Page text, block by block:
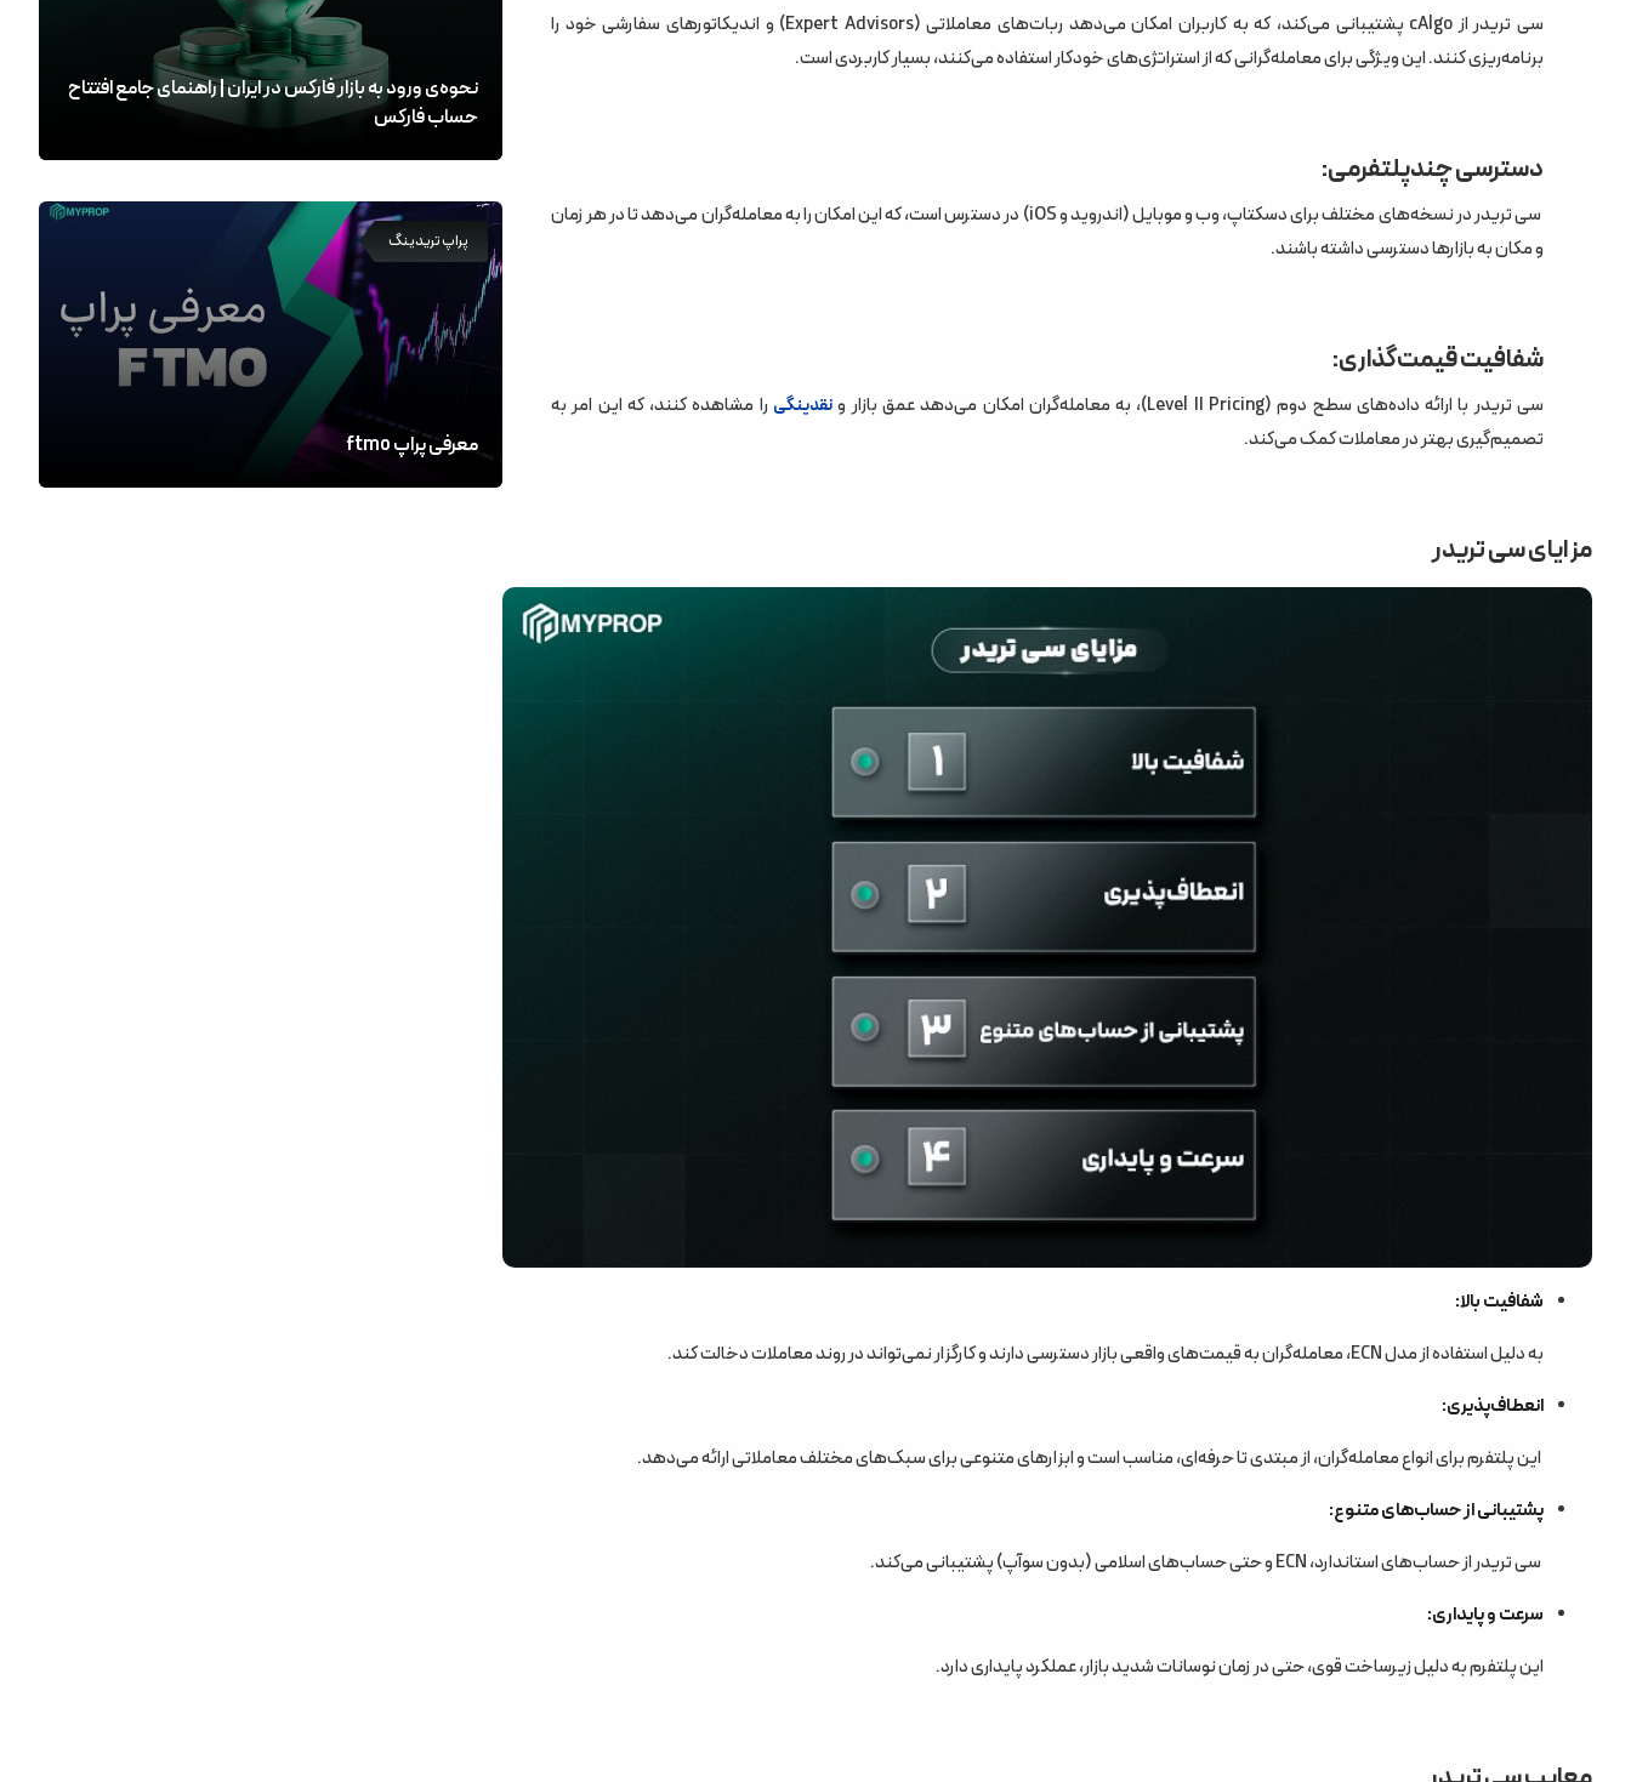
سی تریدر از cAlgo پشتیبانی می‌کند، که به کاربران امکان می‌دهد ربات‌های معاملاتی (Expert Advisors) و اندیکاتورهای سفارشی خود را
برنامه‌ریزی کنند. این ویژگی برای معامله‌گرانی که از استراتژی‌های خودکار استفاده می‌کنند، بسیار کاربردی است.
دسترسی چندپلتفرمی:
سی تریدر در نسخه‌های مختلف برای دسکتاپ، وب و موبایل (اندروید و iOS) در دسترس است، که این امکان را به معامله‌گران می‌دهد تا در هر زمان
و مکان به بازارها دسترسی داشته باشند.
شفافیت قیمت‌گذاری:
سی تریدر با ارائه داده‌های سطح دوم (Level II Pricing)، به معامله‌گران امکان می‌دهد عمق بازار و نقدینگی را مشاهده کنند، که این امر به
تصمیم‌گیری بهتر در معاملات کمک می‌کند.
مزایای سی تریدر
شفافیت بالا:
به دلیل استفاده از مدل ECN، معامله‌گران به قیمت‌های واقعی بازار دسترسی دارند و کارگزار نمی‌تواند در روند معاملات دخالت کند.
انعطاف‌پذیری:
پشتیبانی از حساب‌های متنوع:
سرعت و پایداری:
این پلتفرم به دلیل زیرساخت قوی، حتی در زمان نوسانات شدید بازار، عملکرد پایداری دارد.
نحوه‌ی ورود به بازار فارکس در ایران | راهنمای جامع افتتاح
حساب فارکس
پراپ تریدینگ
معرفی پراپ ftmo